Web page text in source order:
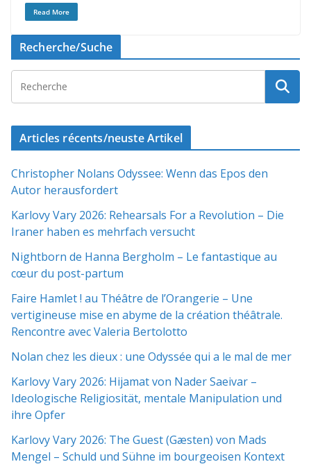
Read More
Recherche/Suche
Articles récents/neuste Artikel
Christopher Nolans Odyssee: Wenn das Epos den
Autor herausfordert
Karlovy Vary 2026: Rehearsals For a Revolution – Die
Iraner haben es mehrfach versucht
Nightborn de Hanna Bergholm – Le fantastique au
cœur du post-partum
Faire Hamlet ! au Théâtre de l’Orangerie – Une
vertigineuse mise en abyme de la création théâtrale.
Rencontre avec Valeria Bertolotto
Nolan chez les dieux : une Odyssée qui a le mal de mer
Karlovy Vary 2026: Hijamat von Nader Saeivar​​ –
Ideologische Religiosität, mentale Manipulation und
ihre Opfer
Karlovy Vary 2026: The Guest (Gæsten) von Mads
Mengel – Schuld und Sühne im bourgeoisen Kontext